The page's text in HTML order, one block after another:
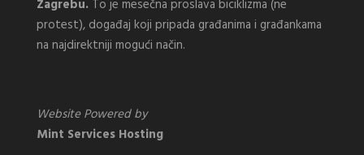
Zagrebu. To je mesečna proslava biciklizma (ne
protest), događaj koji pripada građanima i građankama
na najdirektniji mogući način.
Website Powered by
Mint Services Hosting